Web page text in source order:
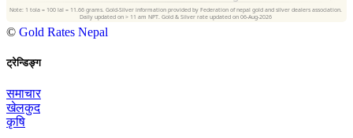
© Gold Rates Nepal
ट्रेन्डिङ्ग
समाचार
खेलकुद
कृषि